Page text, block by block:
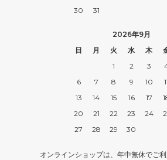
30
31
2026年9月
日
月 火 水 木
1
2 3
6
7 8 9 10
13
14 15 16 17
20
21 22 23 24
27
28 29 30
オンラインショップは、年中無休でご利